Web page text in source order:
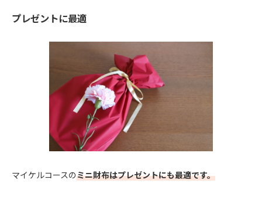
プレゼントに最適
マイケルコースのミニ財布はプレゼントにも最適です。